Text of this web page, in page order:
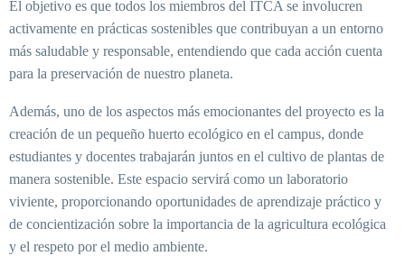
El objetivo es que todos los miembros del ITCA se involucren
activamente en prácticas sostenibles que contribuyan a un entorno
más saludable y responsable, entendiendo que cada acción cuenta
para la preservación de nuestro planeta.
Además, uno de los aspectos más emocionantes del proyecto es la
creación de un pequeño huerto ecológico en el campus, donde
estudiantes y docentes trabajarán juntos en el cultivo de plantas de
manera sostenible. Este espacio servirá como un laboratorio
viviente, proporcionando oportunidades de aprendizaje práctico y
de concientización sobre la importancia de la agricultura ecológica
y el respeto por el medio ambiente.